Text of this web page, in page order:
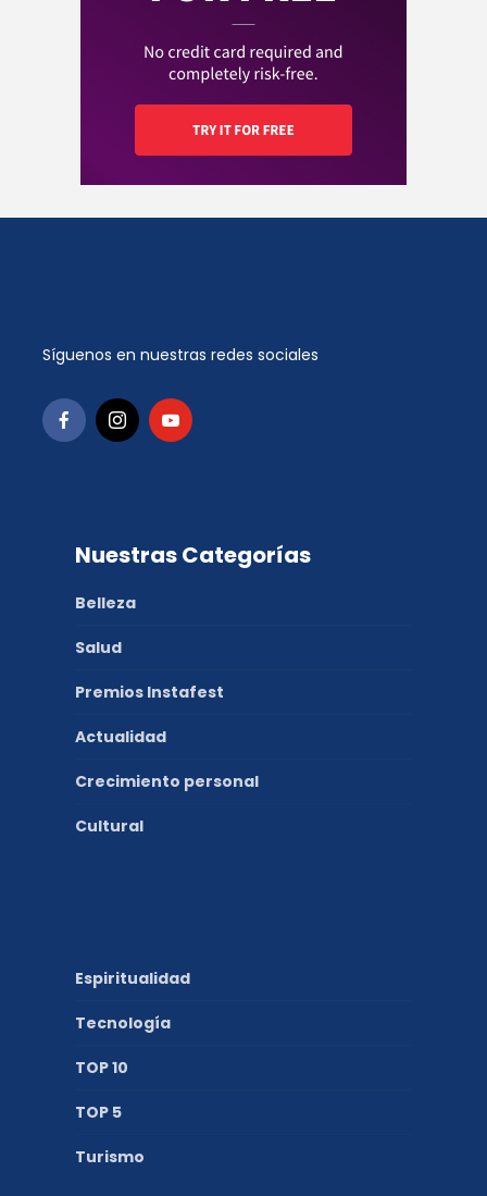
Síguenos en nuestras redes sociales
Nuestras Categorías
Belleza
Salud
Premios Instafest
Actualidad
Crecimiento personal
Cultural
Espiritualidad
Tecnología
TOP 10
TOP 5
Turismo